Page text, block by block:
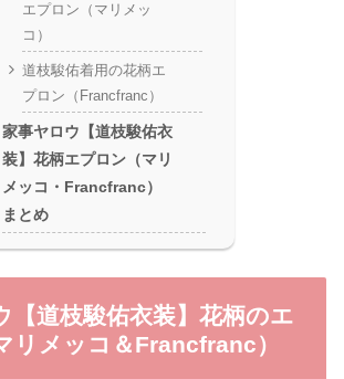
エプロン（マリメッ
コ）
道枝駿佑着用の花柄エ
プロン（Francfranc）
家事ヤロウ【道枝駿佑衣
装】花柄エプロン（マリ
メッコ・Francfranc）
まとめ
【道枝駿佑衣装】花柄のエ
リメッコ＆Francfranc）